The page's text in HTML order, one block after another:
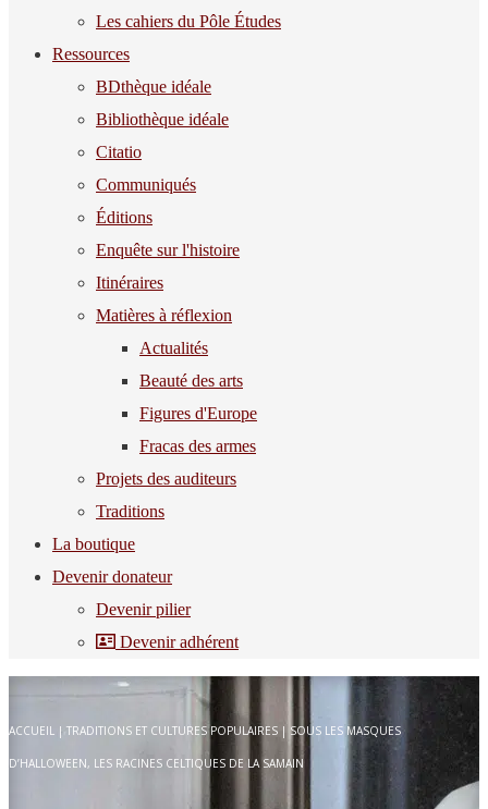
Les cahiers du Pôle Études
Ressources
BDthèque idéale
Bibliothèque idéale
Citatio
Communiqués
Éditions
Enquête sur l'histoire
Itinéraires
Matières à réflexion
Actualités
Beauté des arts
Figures d'Europe
Fracas des armes
Projets des auditeurs
Traditions
La boutique
Devenir donateur
Devenir pilier
Devenir adhérent
ACCUEIL | TRADITIONS ET CULTURES POPULAIRES | SOUS LES MASQUES
D’HALLOWEEN, LES RACINES CELTIQUES DE LA SAMAIN